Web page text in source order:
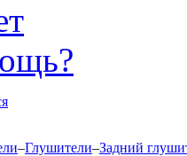
–Глушители–Задний